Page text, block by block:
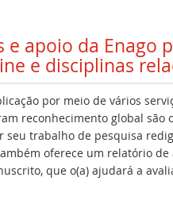
e apoio da Enago
e disciplinas
por meio de vários
reconhecimento global são
seu trabalho de pesquisa
oferece um relatório
que o(a) ajudará a